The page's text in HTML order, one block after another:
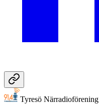
Tyresö Närradioförening